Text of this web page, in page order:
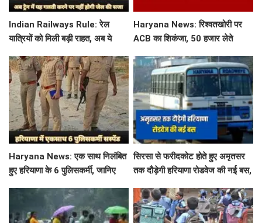
Indian Railways Rule: रेल
यात्रियों को मिली बड़ी राहत, अब ये
Haryana News: रिश्वतखोरी पर
ACB का शिकंजा, 50 हजार लेते
Haryana News: एक साथ निलंबित
हुए हरियाणा के 6 पुलिसकर्मी, जानिए
सिरसा से फरीदकोट होते हुए अमृतसर
तक दौड़ेगी हरियाणा रोडवेज की नई बस,